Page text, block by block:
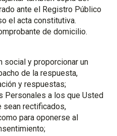
ante el Registro Público
el acta constitutiva.
de domicilio.
social y proporcionar un
de la respuesta,
y respuestas;
Personales a los que Usted
sean rectificados,
para oponerse al